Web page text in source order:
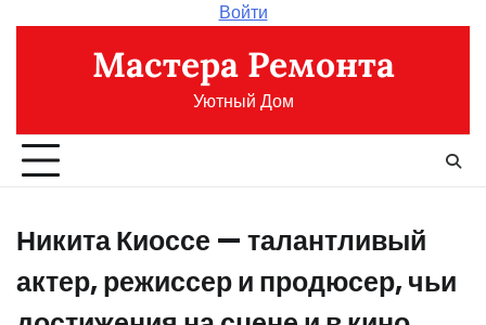
содержимому
Войти
Мастера Ремонта
Уютный Дом
Никита Киоссе — талантливый
актер, режиссер и продюсер, чьи